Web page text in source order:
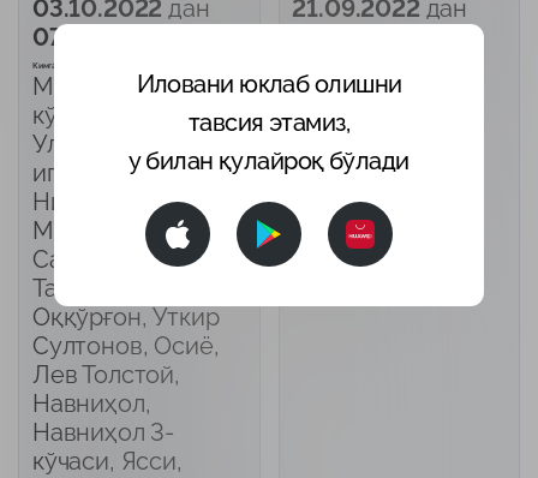
03.10.2022 дан
07.10.2022 гача
Кимга тегишли:
Мустақиллик шоҳ
кўчаси, Мирзо
Улуғбек, Буюк
ипак йўли, Қори
Ниёзий,
Муҳаммад Юсуф,
Сайрам,
Тамарахоним,
Оққўрғон, Ўткир
Султонов, Осиё,
Лев Толстой,
Навниҳол,
Навниҳол 3-
кўчаси, Ясси,
21.09.2022 дан
Бунёдкор
Хиёбони
ТЦ-3
Бажарилди
21.09.2022 21.09.2022 гача
Иловани юклаб олишни
тавсия этамиз,
у билан қулайроқ бўлади